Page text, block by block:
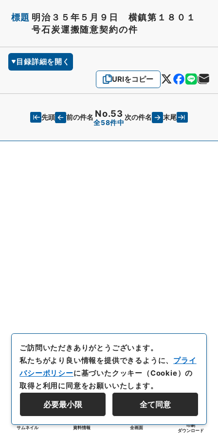
標題 明治３５年５月９日 横鎮第１８０１
号石炭運搬随意契約の件
目録詳細を開く
URIをコピー
先頭 前の件名 No.53
全58件中
次の件名 末尾
サムネイル 資料情報 全画面
印刷
ダウンロード
ご訪問いただきありがとうございます。
私たちがより良い情報を提供できるように、 プライ
バシーポリシーに基づいたクッキー（Cookie）の
取得と利用に同意をお願いいたします。
必要最小限 全て同意